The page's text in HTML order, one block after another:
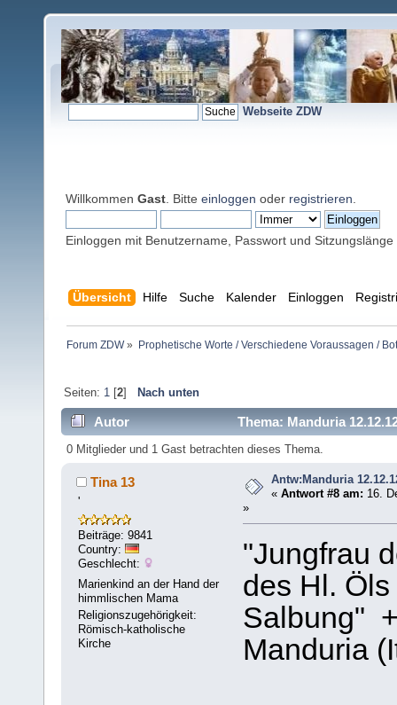
Webseite ZDW
Willkommen Gast . Bitte einloggen oder registrieren
Einloggen mit Benutzername, Passwort und Sitzungslänge
Übersicht Hilfe Suche Kalender Einloggen
Forum ZDW» Prophetische Worte / Verschiedene Voraussagen /
Seiten: 1[2] Nach unten
Autor Thema: Manduria
0 Mitglieder und 1 Gast betrachten dieses Thema.
Tina 13
'
Beiträge: 9841
Country:
Geschlecht:
Marienkind an der Hand der
himmlischen Mama
Religionszugehörigkeit:
Römisch-katholische
Kirche
Antw:Manduria
«Antwort #8 am: 16.
»
"Jungfrau
des Hl.
Salbung"
Manduria